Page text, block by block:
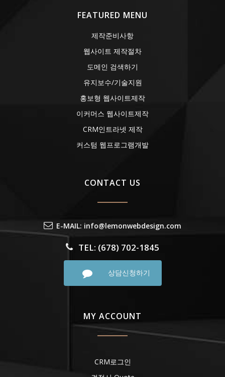
FEATURED MENU
제작준비사항
웹사이트 제작절차
도메인 검색하기
유지보수/기술지원
홍보형 웹사이트제작
이커머스 웹사이트제작
CRM인트라넷 제작
커스텀 웹프로그램개발
CONTACT US
E-MAIL: info@lemonwebdesign.com
TEL: (678) 702-1845
상담신청하기
MY ACCOUNT
CRM로그인